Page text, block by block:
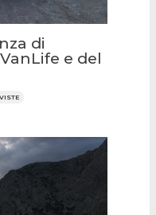
di
e del